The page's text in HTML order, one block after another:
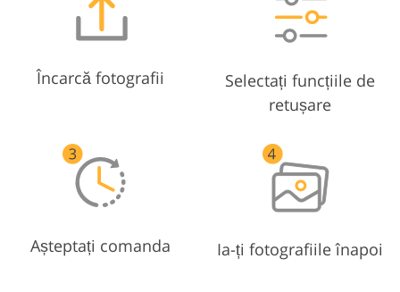
Încarcă fotografii
Selectați funcțiile de
retușare
Așteptați comanda Ia-ți fotografiile înapoi